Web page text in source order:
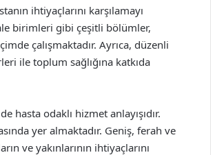
ihtiyaçlarını karşılamayı
birimleri gibi çeşitli bölümler,
çalışmaktadır. Ayrıca, düzenli
ile toplum sağlığına katkıda
odaklı hizmet anlayışıdır.
yer almaktadır. Geniş, ferah ve
ve yakınlarının ihtiyaçlarını